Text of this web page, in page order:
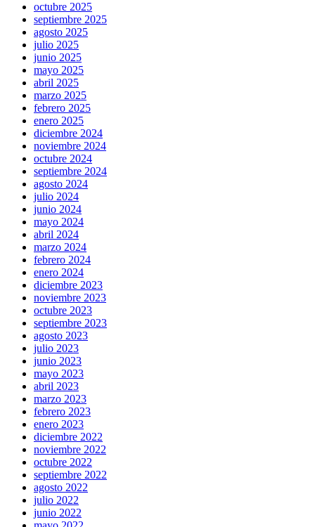
octubre 2025
septiembre 2025
agosto 2025
julio 2025
junio 2025
mayo 2025
abril 2025
marzo 2025
febrero 2025
enero 2025
diciembre 2024
noviembre 2024
octubre 2024
septiembre 2024
agosto 2024
julio 2024
junio 2024
mayo 2024
abril 2024
marzo 2024
febrero 2024
enero 2024
diciembre 2023
noviembre 2023
octubre 2023
septiembre 2023
agosto 2023
julio 2023
junio 2023
mayo 2023
abril 2023
marzo 2023
febrero 2023
enero 2023
diciembre 2022
noviembre 2022
octubre 2022
septiembre 2022
agosto 2022
julio 2022
junio 2022